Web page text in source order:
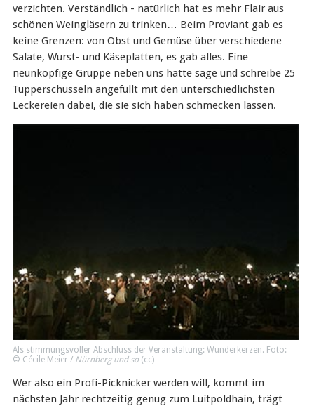
verzichten. Verständlich - natürlich hat es mehr Flair aus
schönen Weingläsern zu trinken… Beim Proviant gab es
keine Grenzen: von Obst und Gemüse über verschiedene
Salate, Wurst- und Käseplatten, es gab alles. Eine
neunköpfige Gruppe neben uns hatte sage und schreibe 25
Tupperschüsseln angefüllt mit den unterschiedlichsten
Leckereien dabei, die sie sich haben schmecken lassen.
Als stimmungsvoller Abschluss der Veranstaltung: Wunderkerzen. Foto:
© Cécile Meier / Nürnberg und so(cc)
Wer also ein Profi-Picknicker werden will, kommt im
nächsten Jahr rechtzeitig genug zum Luitpoldhain, trägt